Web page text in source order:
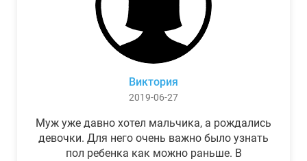
Виктория
2019-06-27
Муж уже давно хотел мальчика, а рождались
девочки. Для него очень важно было узнать
пол ребенка как можно раньше. В